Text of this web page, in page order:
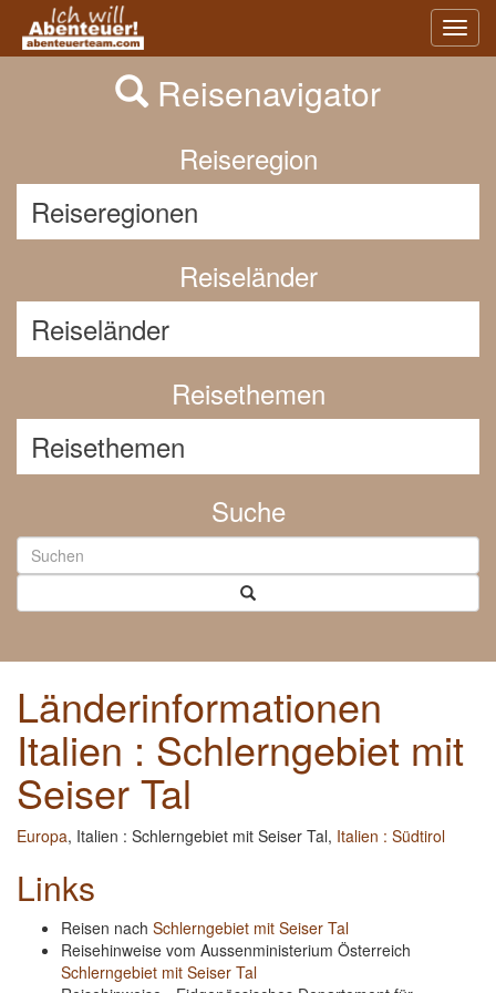
Previous
Reisenavigator
Reiseregion
Reiseländer
Reisethemen
Suche
Länderinformationen
Italien : Schlerngebiet mit
Seiser Tal
Europa, Italien : Schlerngebiet mit Seiser Tal, Italien : Südtirol
Links
Reisen nach Schlerngebiet mit Seiser Tal
Reisehinweise vom Aussenministerium Österreich
Schlerngebiet mit Seiser Tal